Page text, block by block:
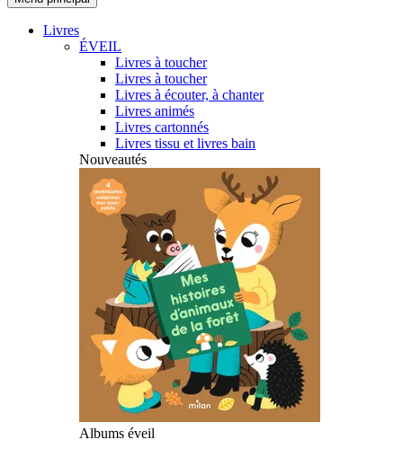
Livres
ÉVEIL
Livres à toucher
Livres à toucher
Livres à écouter, à chanter
Livres animés
Livres cartonnés
Livres tissu et livres bain
Nouveautés
Albums éveil